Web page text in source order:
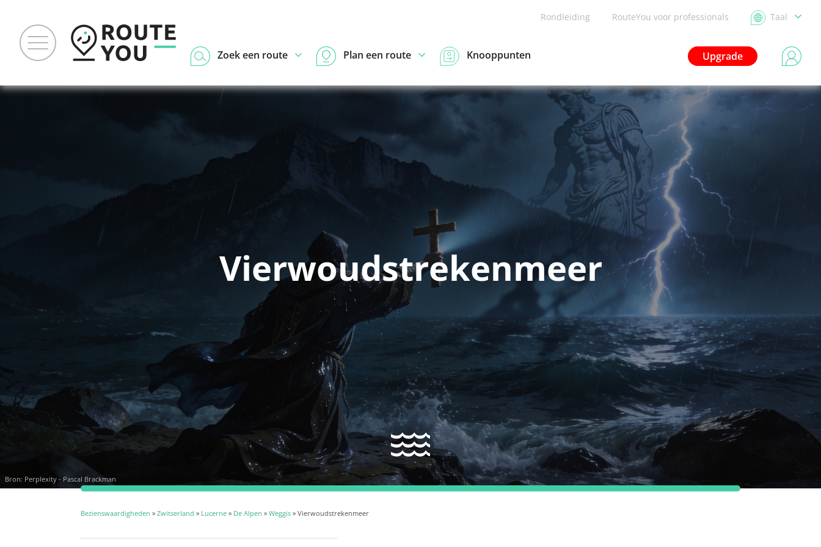
Rondleiding RouteYou voor professionals Taal
Upgrade
Zoek een route Plan een route Knooppunten
Vierwoudstrekenmeer
Bron: Perplexity - Pascal Brackman
Bezienswaardigheden » Zwitserland » Lucerne » De Alpen » Weggis » Vierwoudstrekenmeer